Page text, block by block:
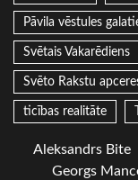
Pāvila vēstules
Svētais Vakarēdiens
Svēto Rakstu
ticības realitāte
Aleksandrs Bite
Georgs